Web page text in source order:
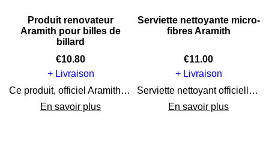
Produit renovateur
Aramith pour billes de
billard
€10.80
+ Livraison
Ce produit, officiel Aramith est spécialement concu pour renover vos billes de billard et leur redonner l'éclat du neuf.
En savoir plus
Serviette nettoyante micro-
fibres Aramith
€11.00
+ Livraison
Serviette nettoyant officielle en micro-fibres Aramith pour billes de billards.
En savoir plus